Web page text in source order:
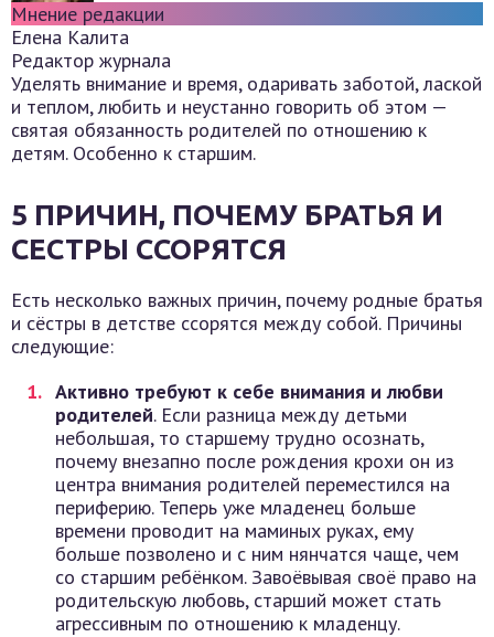
Мнение редакции
Елена Калита
Редактор журнала
Уделять внимание и время, одаривать заботой, лаской
и теплом, любить и неустанно говорить об этом —
святая обязанность родителей по отношению к
детям. Особенно к старшим.
5 ПРИЧИН, ПОЧЕМУ БРАТЬЯ И
СЕСТРЫ ССОРЯТСЯ
Есть несколько важных причин, почему родные братья
и сёстры в детстве ссорятся между собой. Причины
следующие:
Активно требуют к себе внимания и любви
родителей. Если разница между детьми
небольшая, то старшему трудно осознать,
почему внезапно после рождения крохи он из
центра внимания родителей переместился на
периферию. Теперь уже младенец больше
времени проводит на маминых руках, ему
больше позволено и с ним нянчатся чаще, чем
со старшим ребёнком. Завоёвывая своё право на
родительскую любовь, старший может стать
агрессивным по отношению к младенцу.